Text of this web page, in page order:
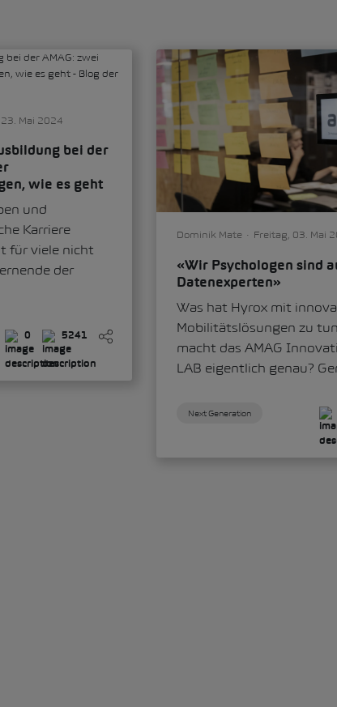
Mai 2024
bei der
wie es geht
und
Karriere
für viele nicht
der
0 5241
Dominik Mate Freitag, 03. Mai
«Wir Psychologen sind
Datenexperten»
Was hat Hyrox mit
Mobilitätslösungen zu
macht das AMAG
LAB eigentlich genau?
Next Generation